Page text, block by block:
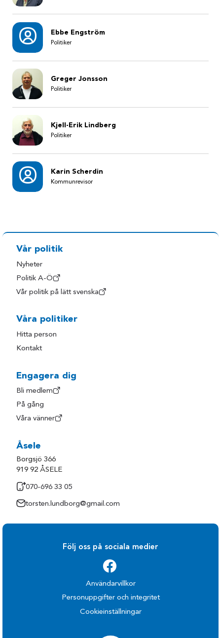
Ebbe Engström
Politiker
Greger Jonsson
Politiker
Kjell-Erik Lindberg
Politiker
Karin Scherdin
Kommunrevisor
Vår politik
Nyheter
Politik A-Ö
Vår politik på lätt svenska
Våra politiker
Hitta person
Kontakt
Engagera dig
Bli medlem
På gång
Våra vänner
Åsele
Borgsjö 366
919 92 ÅSELE
070-696 33 05
torsten.lundborg@gmail.com
Följ oss på sociala medier
Användarvillkor
Personuppgifter och integritet
Cookieinställningar